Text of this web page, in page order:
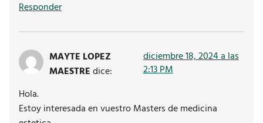
Responder
MAYTE LOPEZ
MAESTREdice:
diciembre 18, 2024 a las
2:13 PM
Hola.
Estoy interesada en vuestro Masters de medicina